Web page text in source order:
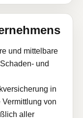
und mittelbare
und
in
von
aller